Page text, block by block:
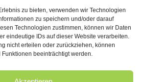
zu bieten, verwenden wir Technologien
zu speichern und/oder darauf
Technologien zustimmen, können wir Daten
eindeutige IDs auf dieser Website verarbeiten.
nicht erteilen oder zurückziehen, können
beeinträchtigt werden.